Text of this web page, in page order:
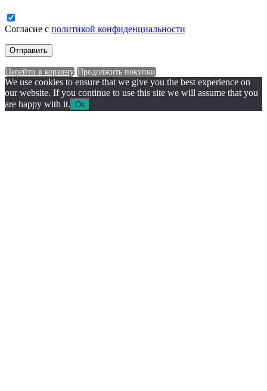
Согласие с политикой конфиденциальности
Перейти в корзину Продолжить покупки
We use cookies to ensure that we give you the best experience on
our website. If you continue to use this site we will assume that you
are happy with it. Ok